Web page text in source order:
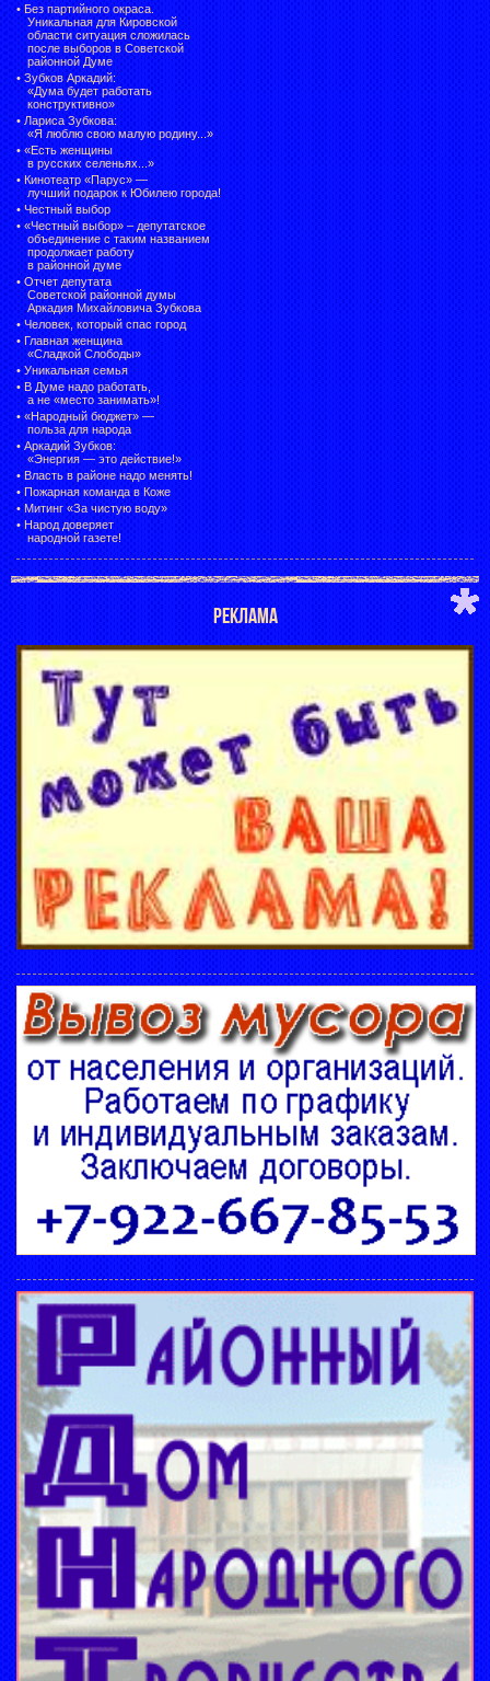
• Без партийного окраса.
Уникальная для Кировской
области ситуация сложилась
после выборов в Советской
районной Думе
• Зубков Аркадий:
«Дума будет работать
конструктивно»
• Лариса Зубкова:
«Я люблю свою малую родину...»
• «Есть женщины
в русских селеньях...»
• Кинотеатр «Парус» —
лучший подарок к Юбилею города!
• Честный выбор
• «Честный выбор» – депутатское
объединение с таким названием
продолжает работу
в районной думе
• Отчет депутата
Советской районной думы
Аркадия Михайловича Зубкова
• Человек, который спас город
• Главная женщина
«Сладкой Слободы»
• Уникальная семья
• В Думе надо работать,
а не «место занимать»!
• «Народный бюджет» —
польза для народа
• Аркадий Зубков:
«Энергия — это действие!»
• Власть в районе надо менять!
• Пожарная команда в Коже
• Митинг «За чистую воду»
• Народ доверяет
народной газете!
РЕКЛАМА